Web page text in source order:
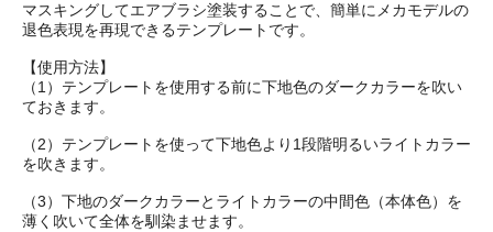
マスキングしてエアブラシ塗装することで、簡単にメカモデルの
退色表現を再現できるテンプレートです。
【使用方法】
（1）テンプレートを使用する前に下地色のダークカラーを吹い
ておきます。
（2）テンプレートを使って下地色より1段階明るいライトカラー
を吹きます。
（3）下地のダークカラーとライトカラーの中間色（本体色）を
薄く吹いて全体を馴染ませます。